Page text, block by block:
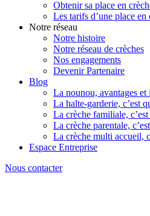
Obtenir sa place en
Les tarifs d’une place en
Notre réseau
Notre histoire
Notre réseau de crèches
Nos engagements
Devenir Partenaire
Blog
La nounou, avantages et
La halte-garderie, c’est
La crèche familiale,
La crèche parentale,
La crèche multi accueil,
Espace Entreprise
Nous contacter